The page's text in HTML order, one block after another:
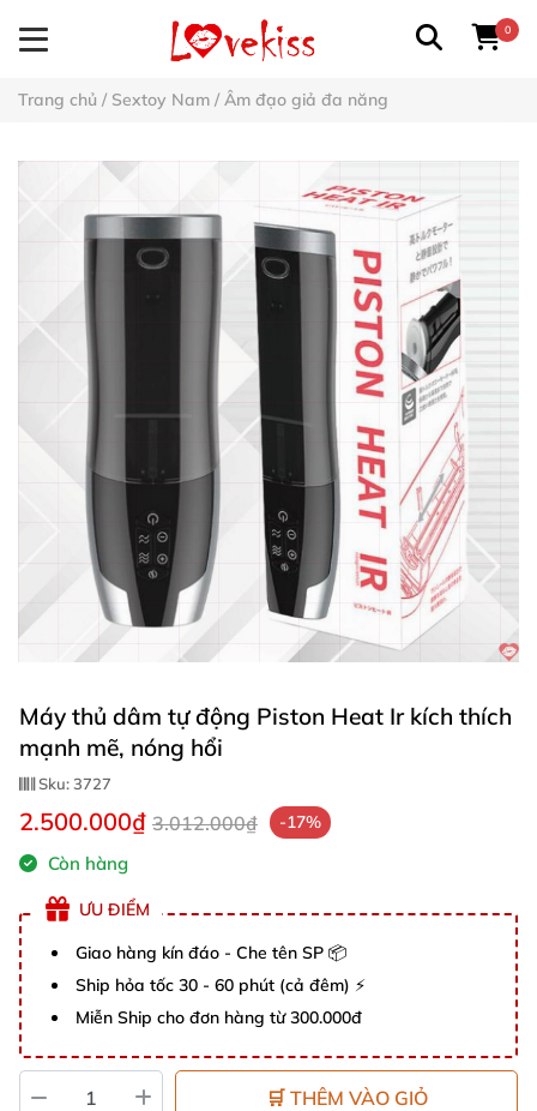
0
Trang chủ / Sextoy Nam / Âm đạo giả đa năng
Máy thủ dâm tự động Piston Heat Ir kích thích
mạnh mẽ, nóng hổi
Sku:3727
2.500.000₫ 3.012.000₫ -17%
Còn hàng
ƯU ĐIỂM
Giao hàng kín đáo - Che tên SP 📦
Ship hỏa tốc 30 - 60 phút (cả đêm) ⚡
Miễn Ship cho đơn hàng từ 300.000đ
🛒 THÊM VÀO GIỎ